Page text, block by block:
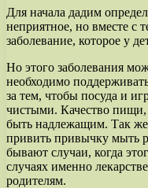
Для начала дадим
неприятное, но вместе с
заболевание, которое у
Но этого заболевания
необходимо
за тем, чтобы посуда и
чистыми. Качество
быть надлежащим. Так же
привить привычку мыть
бывают случаи, когда
случаях именно
родителям.